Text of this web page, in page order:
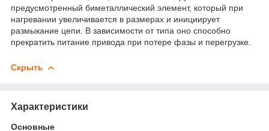
предусмотренный биметаллический элемент, который при
нагревании увеличивается в размерах и инициирует
размыкание цепи. В зависимости от типа оно способно
прекратить питание привода при потере фазы и перегрузке.
Скрыть
Характеристики
Основные